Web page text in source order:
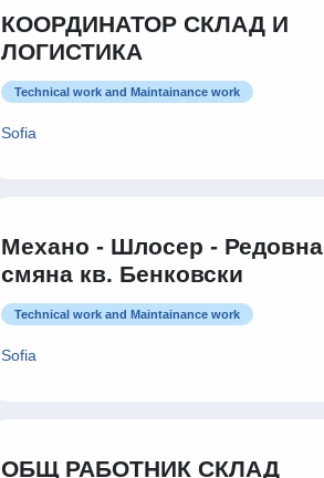
КООРДИНАТОР СКЛАД И
ЛОГИСТИКА
Technical work and Maintainance work
Sofia
Механо - Шлосер - Редовна
смяна кв. Бенковски
Technical work and Maintainance work
Sofia
ОБЩ РАБОТНИК СКЛАД